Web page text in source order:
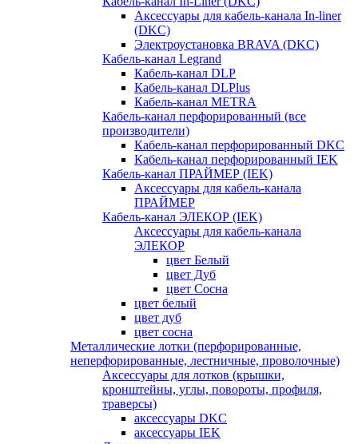
Аксессуары для кабель-канала In-liner
(DKC)
Электроустановка BRAVA (DKC)
Кабель-канал Legrand
Кабель-канал DLP
Кабель-канал DLPlus
Кабель-канал METRA
Кабель-канал перфорированный (все
производители)
Кабель-канал перфорированный DKC
Кабель-канал перфорированный IEK
Кабель-канал ПРАЙМЕР (IEK)
Аксессуары для кабель-канала
ПРАЙМЕР
Кабель-канал ЭЛЕКОР (IEK)
Аксессуары для кабель-канала
ЭЛЕКОР
цвет Белый
цвет Дуб
цвет Сосна
цвет белый
цвет дуб
цвет сосна
Металлические лотки (перфорированные,
неперфорированные, лестничные, проволочные)
Аксессуары для лотков (крышки,
кронштейны, углы, повороты, профиля,
траверсы)
аксессуары DKC
аксессуары IEK